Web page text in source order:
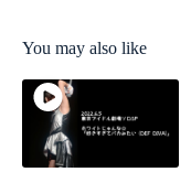
You may also like